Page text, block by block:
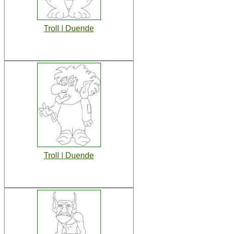
Troll | Duende
Troll | Duende